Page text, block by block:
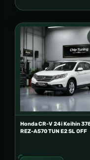
Honda CR-V 24i Keihin
REZ-A570 TUN E2 SL OFF